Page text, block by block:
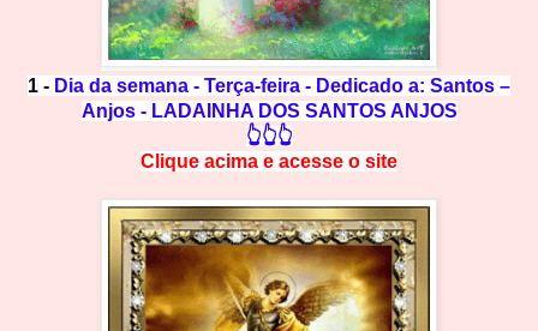
1 - Dia da semana - Terça-feira - Dedicado a: Santos –
Anjos - LADAINHA DOS SANTOS ANJOS
👆👆👆
Clique acima e acesse o site